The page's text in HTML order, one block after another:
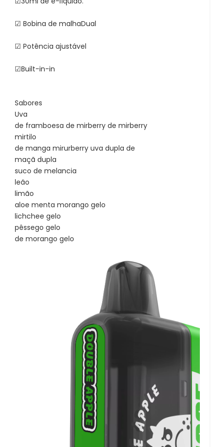
☑ Bobina de malhaDual
☑ Potência ajustável
☑Built-in-in
Sabores
Uva
de framboesa de mirberry de mirberry
mirtilo
de manga mirurberry uva dupla de
maçã dupla
suco de melancia
leão
limão
aloe menta morango gelo
lichchee gelo
pêssego gelo
de morango gelo